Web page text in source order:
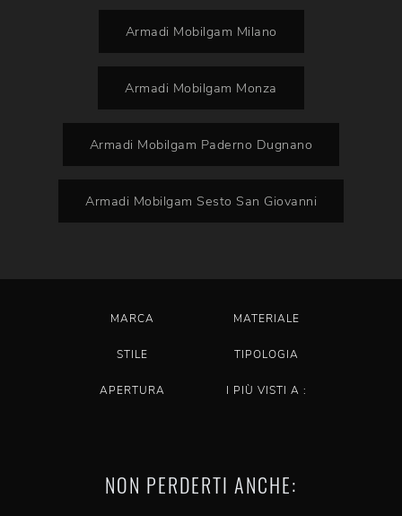
Armadi Mobilgam Milano
Armadi Mobilgam Monza
Armadi Mobilgam Paderno Dugnano
Armadi Mobilgam Sesto San Giovanni
MARCA MATERIALE
STILE TIPOLOGIA
APERTURA I PIÙ VISTI A :
NON PERDERTI ANCHE: